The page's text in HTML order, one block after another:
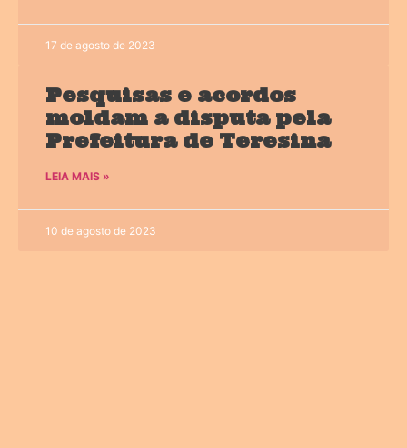
17 de agosto de 2023
Pesquisas e acordos
moldam a disputa pela
Prefeitura de Teresina
LEIA MAIS »
10 de agosto de 2023